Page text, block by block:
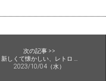
次の記事 >>
新しくて懐かしい、レトロ ...
2023/10/04（水）